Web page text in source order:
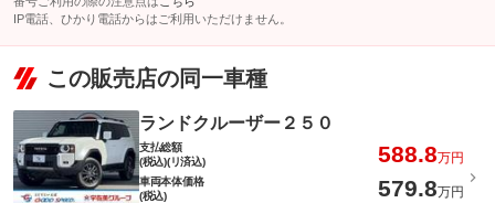
IP電話、ひかり電話からはご利用いただけません。
この販売店の同一車種
ランドクルーザー２５０
支払総額
(税込)(リ済込)
588.8万円
車両本体価格
(税込)
579.8万円